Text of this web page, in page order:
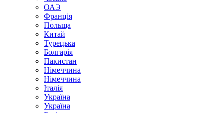
ОАЭ
Франція
Польща
Китай
Турецька
Болгарія
Пакистан
Німеччина
Німеччина
Італія
Україна
Україна